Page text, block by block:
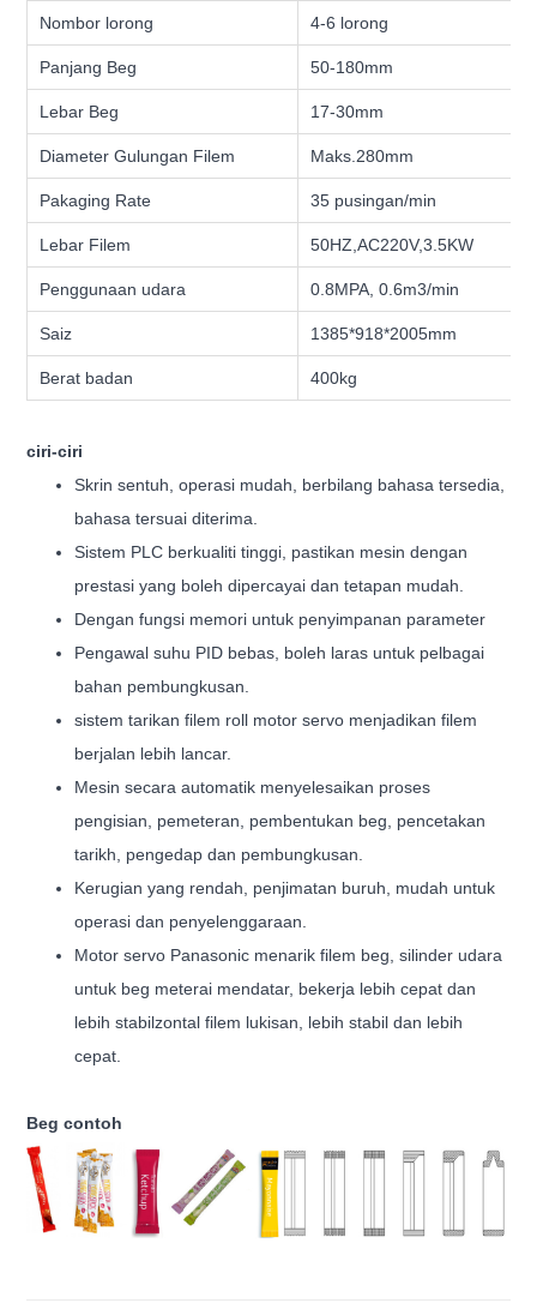
Nombor lorong 4-6 lorong
Panjang Beg 50-180mm
Lebar Beg 17-30mm
Diameter Gulungan Filem Maks.280mm
Pakaging Rate 35 pusingan/min
Lebar Filem 50HZ,AC220V,3.5KW
Penggunaan udara 0.8MPA, 0.6m3/min
Saiz 1385*918*2005mm
Berat badan 400kg
ciri-ciri
Skrin sentuh, operasi mudah, berbilang bahasa tersedia,
bahasa tersuai diterima.
Sistem PLC berkualiti tinggi, pastikan mesin dengan
prestasi yang boleh dipercayai dan tetapan mudah.
Dengan fungsi memori untuk penyimpanan parameter
Pengawal suhu PID bebas, boleh laras untuk pelbagai
bahan pembungkusan.
sistem tarikan filem roll motor servo menjadikan filem
berjalan lebih lancar.
Mesin secara automatik menyelesaikan proses
pengisian, pemeteran, pembentukan beg, pencetakan
tarikh, pengedap dan pembungkusan.
Kerugian yang rendah, penjimatan buruh, mudah untuk
operasi dan penyelenggaraan.
Motor servo Panasonic menarik filem beg, silinder udara
untuk beg meterai mendatar, bekerja lebih cepat dan
lebih stabilzontal filem lukisan, lebih stabil dan lebih
cepat.
Beg contoh